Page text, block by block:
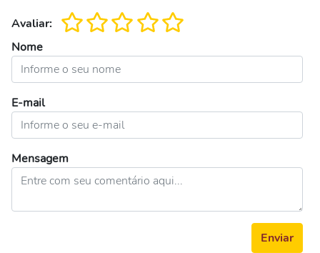
Avaliar:
Nome
E-mail
Mensagem
Enviar